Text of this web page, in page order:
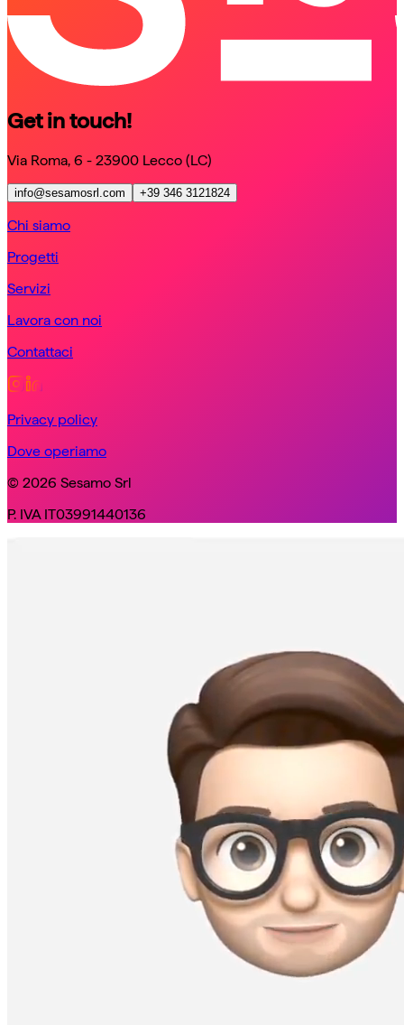
Get in touch!
Via Roma, 6 - 23900 Lecco (LC)
info@sesamosrl.com +39 346 3121824
Chi siamo
Progetti
Servizi
Lavora con noi
Contattaci
Privacy policy
Dove operiamo
© 2026 Sesamo Srl
P. IVA IT03991440136